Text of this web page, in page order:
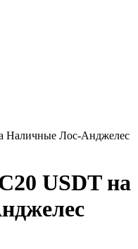
Наличные Лос-Анджелес
USDT на